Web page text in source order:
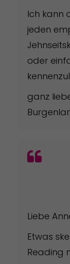
Ich kann
jeden
oder
ganz
Liebe
Etwas
Reading